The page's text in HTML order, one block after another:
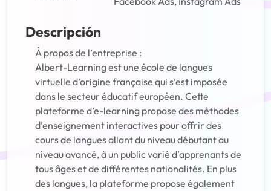
Descripción
À propos de l’entreprise :
Albert-Learning est une école de langues
virtuelle d’origine française qui s’est imposée
dans le secteur éducatif européen. Cette
plateforme d’e-learning propose des méthodes
d’enseignement interactives pour offrir des
cours de langues allant du niveau débutant au
niveau avancé, à un public varié d’apprenants de
tous âges et de différentes nationalités. En plus
des langues, la plateforme propose également